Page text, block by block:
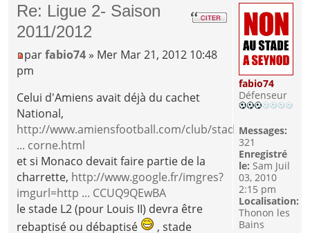
Re: Ligue 2- Saison
2011/2012
parfabio74 » Mer Mar 21, 2012 10:48
pm
Celui d'Amiens avait déjà du cachet
National,
http://www.amiensfootball.com/club/stad
... corne.html
et si Monaco devait faire partie de la
charrette, http://www.google.fr/imgres?
imgurl=http ... CCUQ9QEwBA
le stade L2 (pour Louis II) devra être
rebaptisé ou débaptisé
, stade
fabio74
Défenseur
Messages:
321
Enregistré
le: Sam Juil
03, 2010
2:15 pm
Localisation:
Thonon les
Bains